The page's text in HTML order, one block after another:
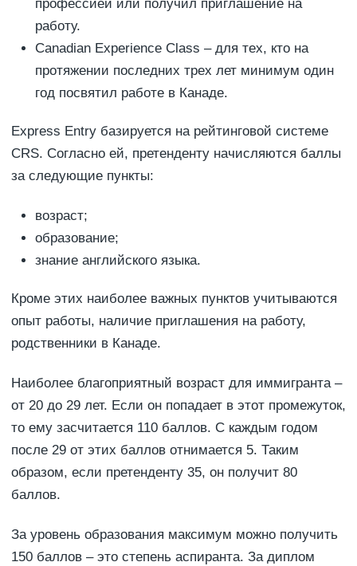
профессией или получил приглашение на
работу.
Canadian Experience Class – для тех, кто на
протяжении последних трех лет минимум один
год посвятил работе в Канаде.
Express Entry базируется на рейтинговой системе
CRS. Согласно ей, претенденту начисляются баллы
за следующие пункты:
возраст;
образование;
знание английского языка.
Кроме этих наиболее важных пунктов учитываются
опыт работы, наличие приглашения на работу,
родственники в Канаде.
Наиболее благоприятный возраст для иммигранта –
от 20 до 29 лет. Если он попадает в этот промежуток,
то ему засчитается 110 баллов. С каждым годом
после 29 от этих баллов отнимается 5. Таким
образом, если претенденту 35, он получит 80
баллов.
За уровень образования максимум можно получить
150 баллов – это степень аспиранта. За диплом